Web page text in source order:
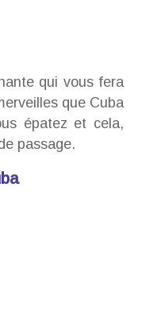
qui vous fera
que Cuba
épatez et cela,
passage.